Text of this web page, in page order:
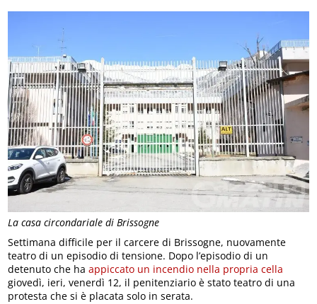
La casa circondariale di Brissogne
Settimana difficile per il carcere di Brissogne, nuovamente
teatro di un episodio di tensione. Dopo l’episodio di un
detenuto che haappiccato un incendio nella propria cella
giovedì, ieri, venerdì 12, il penitenziario è stato teatro di una
protesta che si è placata solo in serata.